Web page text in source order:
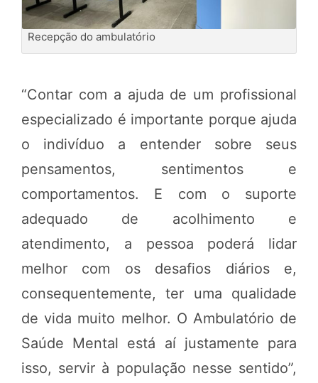
Recepção do ambulatório
“Contar com a ajuda de um profissional
especializado é importante porque ajuda
o indivíduo a entender sobre seus
pensamentos, sentimentos e
comportamentos. E com o suporte
adequado de acolhimento e
atendimento, a pessoa poderá lidar
melhor com os desafios diários e,
consequentemente, ter uma qualidade
de vida muito melhor. O Ambulatório de
Saúde Mental está aí justamente para
isso, servir à população nesse sentido”,